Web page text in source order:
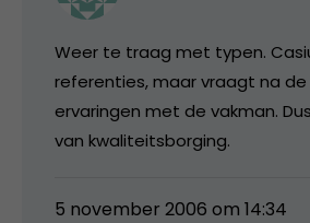
Weer te traag met typen.
referenties, maar vraagt na de
ervaringen met de vakman.
van kwaliteitsborging.
5 november 2006 om 14:34